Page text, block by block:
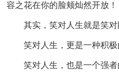
容之花在你的脸颊灿然开放！
其实，笑对人生就是笑对
笑对人生，更是一种积极
笑对人生，也是一个强者